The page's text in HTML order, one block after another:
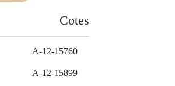
Cotes
A-12-15760
A-12-15899